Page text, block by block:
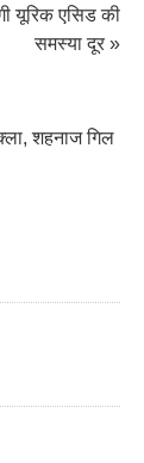
यूरिक एसिड की
समस्या दूर »
शहनाज गिल